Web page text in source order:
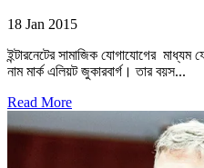
18 Jan 2015
ইন্টারনেটের সামাজিক যোগাযোগের মাধ্যম
নাম মার্ক এলিয়ট জুকারবার্গ। তার বয়স...
Read More